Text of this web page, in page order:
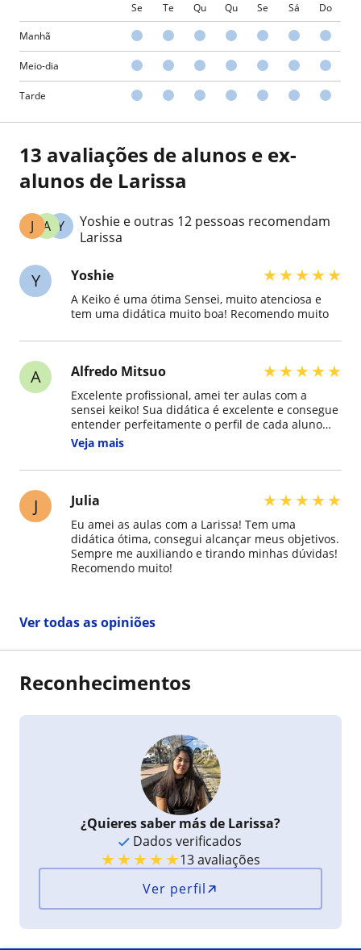
Se Te Qu Qu Se Sá Do
Manhã
Meio-dia
Tarde
13 avaliações de alunos e ex-
alunos de Larissa
Y
A
J
Yoshie e outras 12 pessoas recomendam
Larissa
Y Yoshie ★★★★★
A Keiko é uma ótima Sensei, muito atenciosa e
tem uma didática muito boa! Recomendo muito
A Alfredo Mitsuo ★★★★★
Excelente profissional, amei ter aulas com a
sensei keiko! Sua didática é excelente e consegue
entender perfeitamente o perfil de cada aluno
para adaptar conforme suas necessidades!
Recomendo de olhos fechados para qualquer um
que queira aprender japonês do zero!!
Veja mais
J Julia ★★★★★
Eu amei as aulas com a Larissa! Tem uma
didática ótima, consegui alcançar meus objetivos.
Sempre me auxiliando e tirando minhas dúvidas!
Recomendo muito!
Ver todas as opiniões
Reconhecimentos
¿Quieres saber más de Larissa?
Dados verificados
★★★★★13 avaliações
Ver perfil